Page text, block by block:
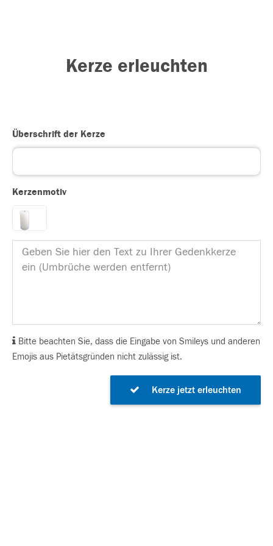
Kerze erleuchten
Überschrift der Kerze
Kerzenmotiv
Bitte beachten Sie, dass die Eingabe von Smileys und anderen
Emojis aus Pietätsgründen nicht zulässig ist.
Kerze jetzt erleuchten